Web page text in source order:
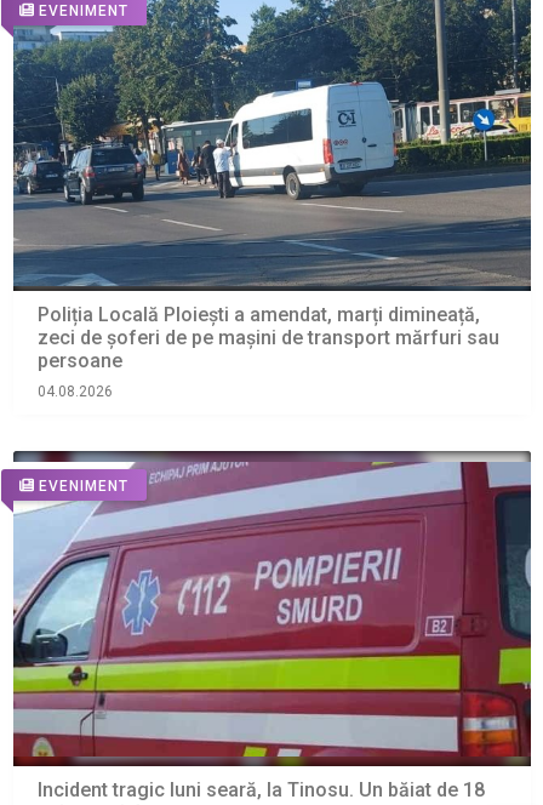
EVENIMENT
Poliția Locală Ploiești a amendat, marți dimineață,
zeci de șoferi de pe mașini de transport mărfuri sau
persoane
04.08.2026
EVENIMENT
Incident tragic luni seară, la Tinosu. Un băiat de 18